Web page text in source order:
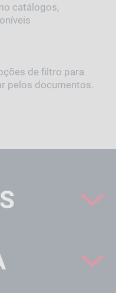
catálogos,
de filtro para
pelos documentos.